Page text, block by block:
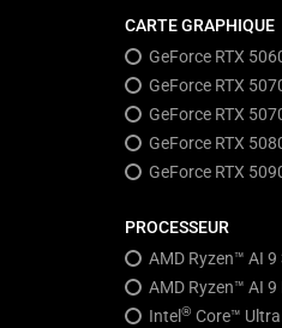
CARTE GRAPHIQUE
GeForce RTX
GeForce RTX
GeForce RTX
GeForce RTX
GeForce RTX
PROCESSEUR
AMD Ryzen™ AI 9
AMD Ryzen™ AI 9
Intel ® Core™